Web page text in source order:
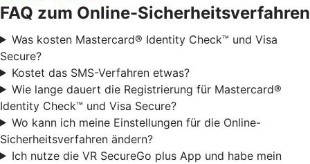
FAQ zum Online-Sicherheitsverfahren
Was kosten Mastercard® Identity Check™ und Visa
Secure?
Kostet das SMS-Verfahren etwas?
Wie lange dauert die Registrierung für Mastercard®
Identity Check™ und Visa Secure?
Wo kann ich meine Einstellungen für die Online-
Sicherheitsverfahren ändern?
Ich nutze die VR SecureGo plus App und habe mein